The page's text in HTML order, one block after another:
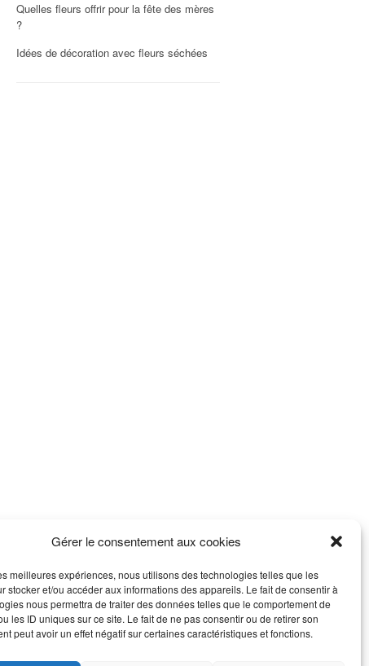
Gérer le consentement aux cookies
meilleures expériences, nous utilisons des technologies telles que les
stocker et/ou accéder aux informations des appareils. Le fait de consentir à
nous permettra de traiter des données telles que le comportement de
les ID uniques sur ce site. Le fait de ne pas consentir ou de retirer son
peut avoir un effet négatif sur certaines caractéristiques et fonctions.
Quelles fleurs offrir pour la fête des mères
?
Idées de décoration avec fleurs séchées